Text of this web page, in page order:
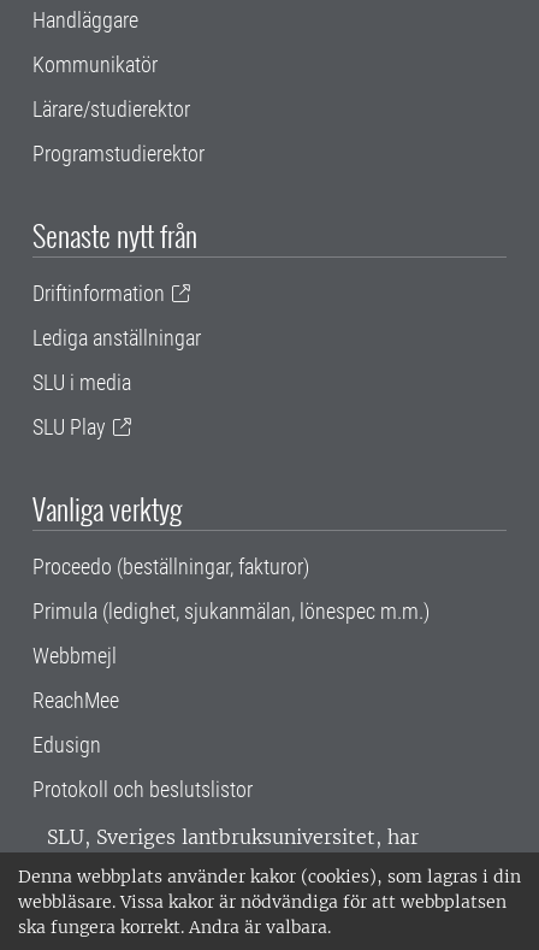
Denna webbplats använder kakor (cookies), som lagras i din
webbläsare. Vissa kakor är nödvändiga för att webbplatsen
ska fungera korrekt. Andra är valbara.
Handläggare
Kommunikatör
Lärare/studierektor
Programstudierektor
Senaste nytt från
Driftinformation
Lediga anställningar
SLU i media
SLU Play
Vanliga verktyg
Proceedo (beställningar, fakturor)
Primula (ledighet, sjukanmälan, lönespec m.m.)
Webbmejl
ReachMee
Edusign
Protokoll och beslutslistor
SLU, Sveriges lantbruksuniversitet, har
verksamhet över hela Sverige. Huvudorter är
Alnarp, Uppsala och Umeå.SLU är
miljöcertifierat enligt ISO 14001. •